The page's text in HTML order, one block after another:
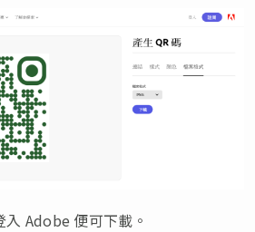
Adobe 便可下載。